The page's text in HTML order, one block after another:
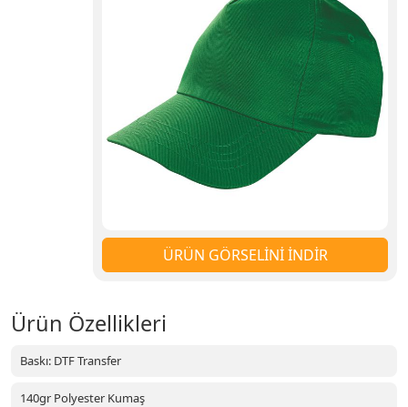
ÜRÜN GÖRSELİNİ İNDİR
Ürün Özellikleri
Baskı: DTF Transfer
140gr Polyester Kumaş